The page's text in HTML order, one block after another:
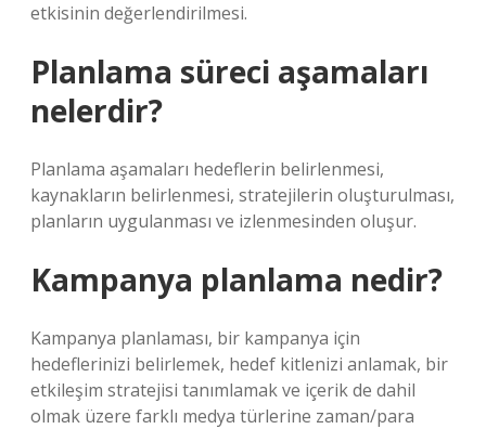
etkisinin değerlendirilmesi.
Planlama süreci aşamaları
nelerdir?
Planlama aşamaları hedeflerin belirlenmesi,
kaynakların belirlenmesi, stratejilerin oluşturulması,
planların uygulanması ve izlenmesinden oluşur.
Kampanya planlama nedir?
Kampanya planlaması, bir kampanya için
hedeflerinizi belirlemek, hedef kitlenizi anlamak, bir
etkileşim stratejisi tanımlamak ve içerik de dahil
olmak üzere farklı medya türlerine zaman/para